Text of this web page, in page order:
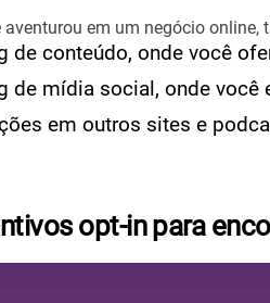
aventurou em um negócio online,
de conteúdo, onde você
de mídia social, onde você
em outros sites e
opt-in para